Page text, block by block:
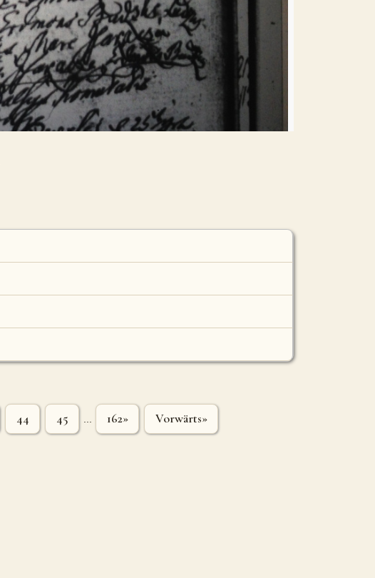
44 45 162» Vorwärts»